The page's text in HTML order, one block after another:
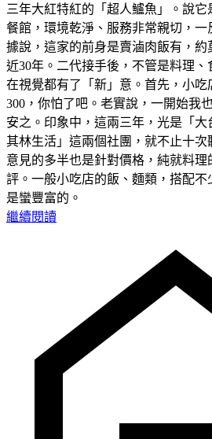
三年大紅特紅的「超人鱸魚」。說
餐館，環境乾淨、服務非常親切，一
據說，這家的前身是賣滷肉飯有，約
近30年。二代接手後，不管是料理
在視覺都有了「新」意。首先，小吃
300，你怕了吧。老實說，一開始我
安之。印象中，這兩三年，光是「
其林生活」這兩個社團，就不止十次
意見的多半也是針對價格，純就料理
評。一般小吃店的飯、麵類，搭配
是蠻豐富的。
繼續閱讀